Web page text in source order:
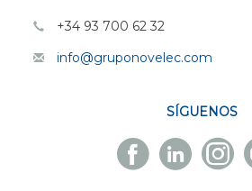
+34 93 700 62 32
info@gruponovelec.com
SÍGUENOS
Novelec